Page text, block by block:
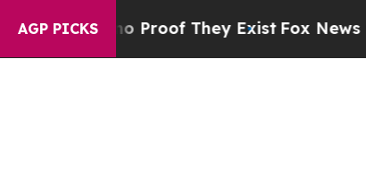
AGP PICKS
no Proof They Exist Fox News Goes